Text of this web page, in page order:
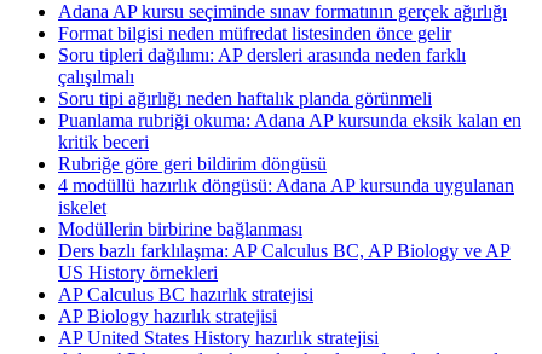
Adana AP kursu seçiminde sınav formatının gerçek ağırlığı
Format bilgisi neden müfredat listesinden önce gelir
Soru tipleri dağılımı: AP dersleri arasında neden farklı
çalışılmalı
Soru tipi ağırlığı neden haftalık planda görünmeli
Puanlama rubriği okuma: Adana AP kursunda eksik kalan en
kritik beceri
Rubriğe göre geri bildirim döngüsü
4 modüllü hazırlık döngüsü: Adana AP kursunda uygulanan
iskelet
Modüllerin birbirine bağlanması
Ders bazlı farklılaşma: AP Calculus BC, AP Biology ve AP
US History örnekleri
AP Calculus BC hazırlık stratejisi
AP Biology hazırlık stratejisi
AP United States History hazırlık stratejisi